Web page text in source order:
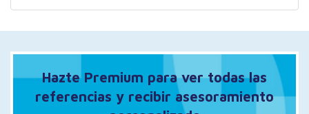
Hazte Premium para ver todas las
referencias y recibir asesoramiento